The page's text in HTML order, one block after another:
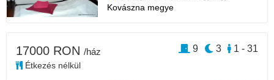
Kovászna megye
17000 RON /ház
Étkezés nélkül
1 - 31
3
9